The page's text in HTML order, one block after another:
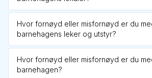
Hvor fornøyd eller misfornøyd er du
barnehagens leker og utstyr?
Hvor fornøyd eller misfornøyd er du
barnehagen?